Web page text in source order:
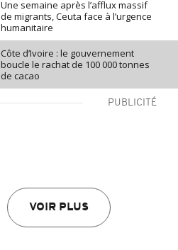
Une semaine après l’afflux massif
de migrants, Ceuta face à l’urgence
humanitaire
Côte d’Ivoire : le gouvernement
boucle le rachat de 100 000 tonnes
de cacao
PUBLICITÉ
VOIR PLUS